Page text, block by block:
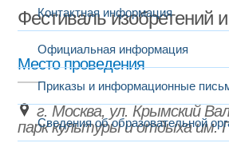
Контактная информация
Официальная информация
Приказы и информационные
Сведения об образовательной
Фестиваль изобретений
Место проведения
г. Москва, ул. Крымский
парк культуры и отдыха им.